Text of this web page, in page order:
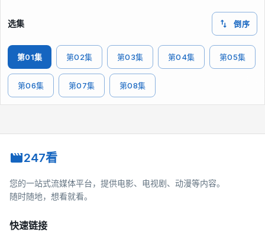
选集 倒序
第01集 第02集 第03集 第04集 第05集
第06集 第07集 第08集
247看
您的一站式流媒体平台，提供电影、电视剧、动漫等内容。
随时随地，想看就看。
快速链接